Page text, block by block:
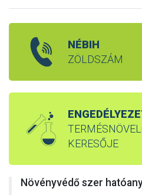
NÉBIH
ZÖLDSZÁM
KERESŐJE
Növényvédő szer